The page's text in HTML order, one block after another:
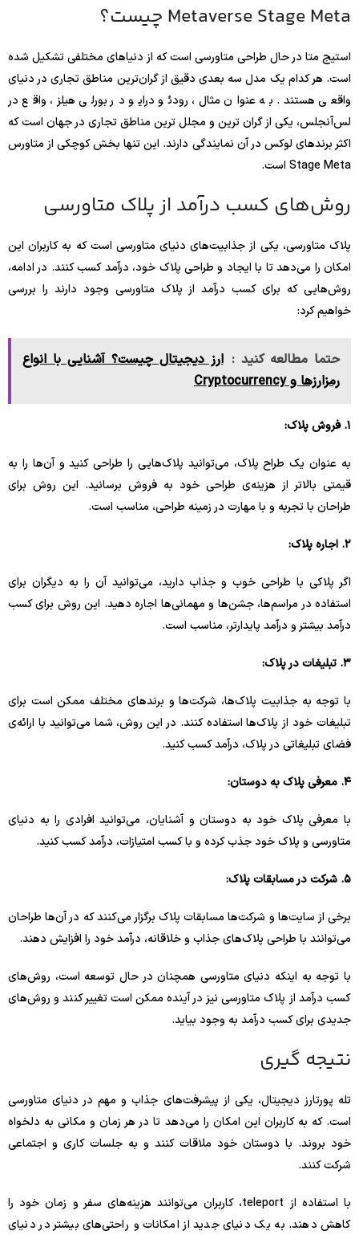
Metaverse Stage Meta چیست؟
استیج متا در حال طراحی متاورسی است که از دنیاهای مختلفی تشکیل شده
است. هر کدام یک مدل سه بعدی دقیق از گران‌ترین مناطق تجاری در دنیای
واقعی هستند. به عنوان مثال، رودئو درایو در بورلی هیلز، واقع در
لس‌آنجلس، یکی از گران ترین و مجلل ترین مناطق تجاری در جهان است که
اکثر برندهای لوکس در آن نمایندگی دارند. این تنها بخش کوچکی از متاورس
Stage Meta است.
روش‌های کسب درآمد از پلاک متاورسی
پلاک متاورسی، یکی از جذابیت‌های دنیای متاورسی است که به کاربران این
امکان را می‌دهد تا با ایجاد و طراحی پلاک خود، درآمد کسب کنند. در ادامه،
روش‌هایی که برای کسب درآمد از پلاک متاورسی وجود دارند را بررسی
خواهیم کرد:
حتما مطالعه کنید : ارز دیجیتال چیست؟ آشنایی با انواع
رمزارزها و Cryptocurrency
۱. فروش پلاک:
به عنوان یک طراح پلاک، می‌توانید پلاک‌هایی را طراحی کنید و آن‌ها را به
قیمتی بالاتر از هزینه‌ی طراحی خود به فروش برسانید. این روش برای
طراحان با تجربه و با مهارت در زمینه طراحی، مناسب است.
۲. اجاره پلاک:
اگر پلاکی با طراحی خوب و جذاب دارید، می‌توانید آن را به دیگران برای
استفاده در مراسم‌ها، جشن‌ها و مهمانی‌ها اجاره دهید. این روش برای کسب
درآمد بیشتر و درآمد پایدارتر، مناسب است.
۳. تبلیغات در پلاک:
با توجه به جذابیت پلاک‌ها، شرکت‌ها و برندهای مختلف ممکن است برای
تبلیغات خود از پلاک‌ها استفاده کنند. در این روش، شما می‌توانید با ارائه‌ی
فضای تبلیغاتی در پلاک، درآمد کسب کنید.
۴. معرفی پلاک به دوستان:
با معرفی پلاک خود به دوستان و آشنایان، می‌توانید افرادی را به دنیای
متاورسی و پلاک خود جذب کرده و با کسب امتیازات، درآمد کسب کنید.
۵. شرکت در مسابقات پلاک:
برخی از سایت‌ها و شرکت‌ها مسابقات پلاک برگزار می‌کنند که در آن‌ها طراحان
می‌توانند با طراحی پلاک‌های جذاب و خلاقانه، درآمد خود را افزایش دهند.
با توجه به اینکه دنیای متاورسی همچنان در حال توسعه است، روش‌های
کسب درآمد از پلاک متاورسی نیز در آینده ممکن است تغییر کنند و روش‌های
جدیدی برای کسب درآمد به وجود بیاید.
نتیجه گیری
تله پورتارز دیجیتال، یکی از پیشرفت‌های جذاب و مهم در دنیای متاورسی
است. که به کاربران این امکان را می‌دهد تا در هر زمان و مکانی به دلخواه
خود بروند. با دوستان خود ملاقات کنند و به جلسات کاری و اجتماعی
شرکت کنند.
با استفاده از teleport، کاربران می‌توانند هزینه‌های سفر و زمان خود را
کاهش دهند. به یک دنیای جدید از امکانات و راحتی‌های بیشتر در دنیای